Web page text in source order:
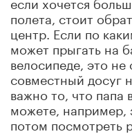
полета, стоит
центр. Если по
может прыгать на
велосипеде, это не
совместный досуг
важно то, что папа
можете, например,
потом посмотреть